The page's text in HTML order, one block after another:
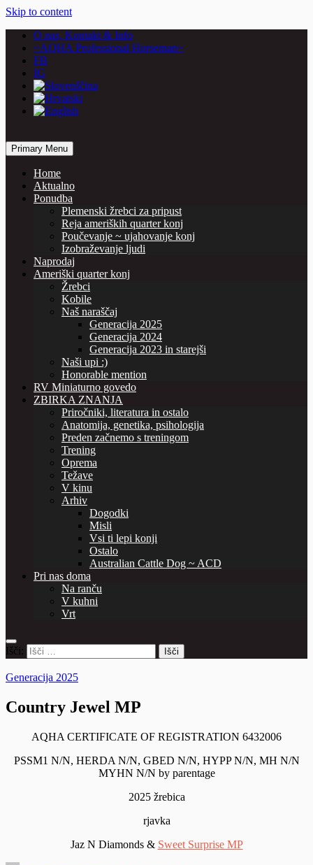
Skip to content
O nas, Kontakt & Info
~AQHA Professional Horseman~
FB
IG
Vašcer Quarter Horses
… horses are our passion
Primary Menu
Home
Aktualno
Ponudba
Plemenski žrebci za pripust
Reja ameriških quarter konj
Poučevanje ~ ujahovanje konj
Izobraževanje ljudi
Naprodaj
Ameriški quarter konj
Žrebci
Kobile
Naš naraščaj
Generacija 2025
Generacija 2024
Generacija 2023 in starejši
Naši upi :)
Honorable mention
RV Miniaturno govedo
ZBIRKA ZNANJA
Priročniki, literatura in ostalo
Anatomija, genetika, psihologija
Preden začnemo s treningom
Trening
Oprema
Težave
V kinu
Arhiv
Dogodki
Misli
Vsi ti lepi konji
Ostalo
Australian Cattle Dog ~ ACD
Pri nas doma
Na ranču
V kuhni
Vrt
Išči:
Generacija 2025
Country Jewel MP
AQHA CERTIFICATE OF REGISTRATION 6432006
PSSM1 N/N, HERDA N/N, GBED N/N, HYPP N/N, MH N/N
MYHN N/N by parentage
2025 žrebica
rjavka
Jaz N Diamonds & Sweet Surprise MP